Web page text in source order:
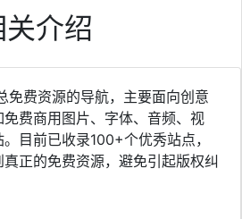
关介绍
免费资源的导航，主要面向创意
费商用图片、字体、音频、视
目前已收录100+个优秀站点，
正的免费资源，避免引起版权纠